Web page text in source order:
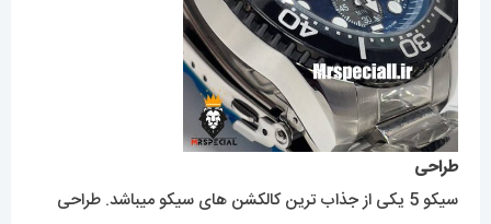
طراحی
سیکو 5 یکی از جذاب ترین کالکشن های سیکو میباشد. طراحی